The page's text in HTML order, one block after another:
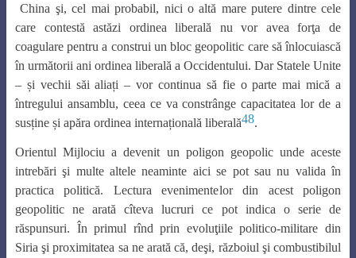
China şi, cel mai probabil, nici o altă mare putere dintre cele
care contestă astăzi ordinea liberală nu vor avea forţa de
coagulare pentru a construi un bloc geopolitic care să înlocuiască
în următorii ani ordinea liberală a Occidentului. Dar Statele Unite
– și vechii săi aliați – vor continua să fie o parte mai mică a
întregului ansamblu, ceea ce va constrânge capacitatea lor de a
susține și apăra ordinea internațională liberală48.
Orientul Mijlociu a devenit un poligon geopolic unde aceste
intrebări şi multe altele neaminte aici se pot sau nu valida în
practica politică. Lectura evenimentelor din acest poligon
geopolitic ne arată cîteva lucruri ce pot indica o serie de
răspunsuri. În primul rînd prin evoluţiile politico-militare din
Siria şi proximitatea sa ne arată că, deşi, războiul şi combustibilul